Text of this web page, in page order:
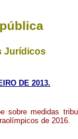
Jurídicos
DE 2013.
sobre medidas
de 2016.